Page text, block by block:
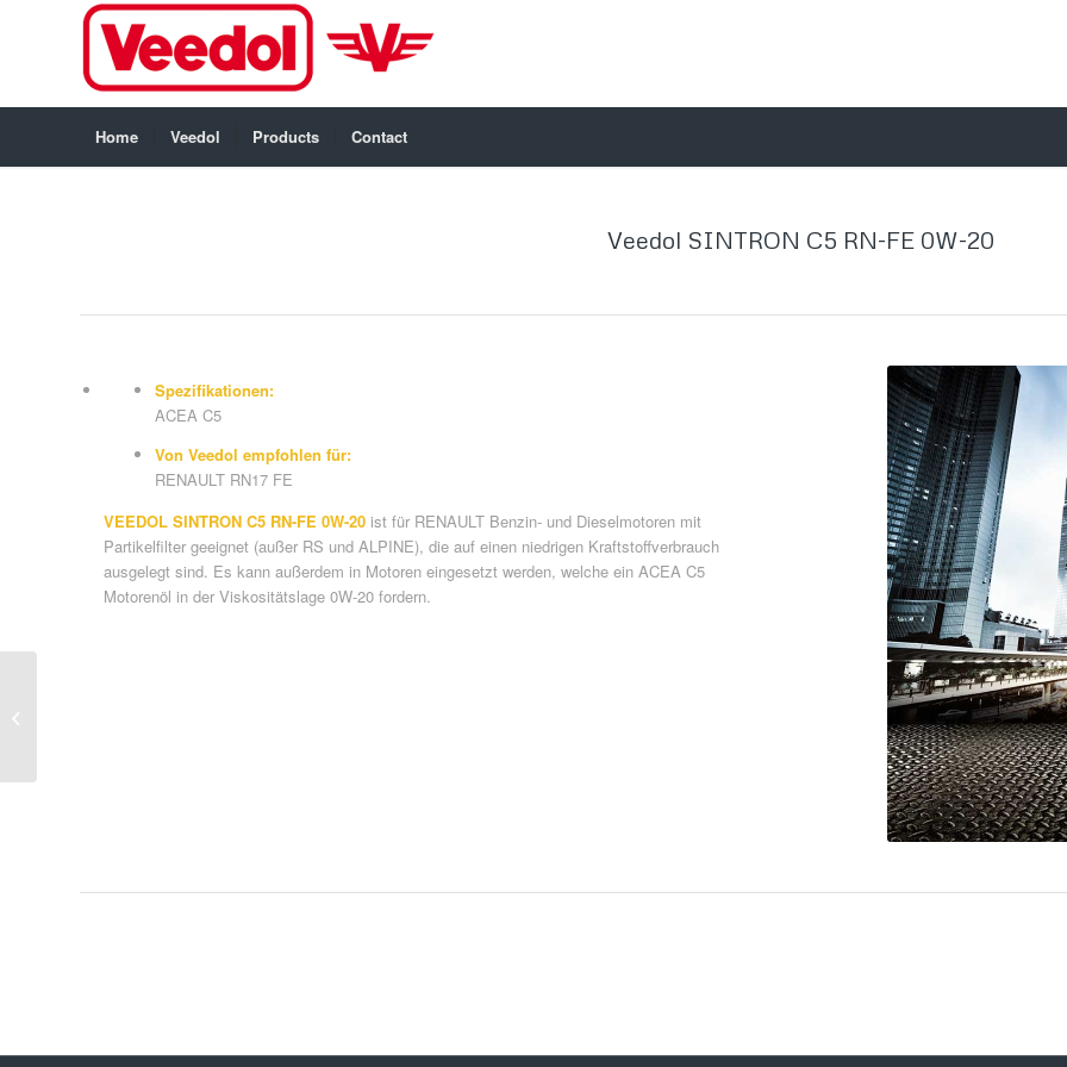
Home Veedol Products Contact
Veedol SINTRON C5 RN-FE 0W-20
Spezifikationen:
ACEA C5
Von Veedol empfohlen für:
RENAULT RN17 FE
VEEDOL SINTRON C5 RN-FE 0W-20 ist für RENAULT Benzin- und Dieselmotoren mit
Partikelfilter geeignet (außer RS und ALPINE), die auf einen niedrigen Kraftstoffverbrauch
ausgelegt sind. Es kann außerdem in Motoren eingesetzt werden, welche ein ACEA C5
Motorenöl in der Viskositätslage 0W-20 fordern.